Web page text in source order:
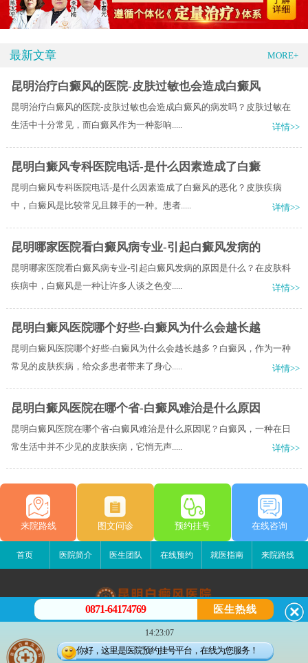
最新文章 MORE+
昆明治疗白癜风的医院-皮肤过敏也会造成白癜风
昆明治疗白癜风的医院-皮肤过敏也会造成白癜风的病发吗？皮肤过敏在
生活中十分常见，而白癜风作为一种影响.....
详情>>
昆明白癜风专科医院电话-是什么因素造成了白癜
昆明白癜风专科医院电话-是什么因素造成了白癜风的恶化？皮肤疾病
中，白癜风是比较常见且棘手的一种。患者.....
详情>>
昆明哪家医院看白癜风病专业-引起白癜风发病的
昆明哪家医院看白癜风病专业-引起白癜风发病的原因是什么？在皮肤科
疾病中，白癜风是一种让许多人谈之色变.....
详情>>
昆明白癜风医院哪个好些-白癜风为什么会越长越
昆明白癜风医院哪个好些-白癜风为什么会越长越多？白癜风，作为一种
常见的皮肤疾病，给众多患者带来了身心.....
详情>>
昆明白癜风医院在哪个省-白癜风难治是什么原因
昆明白癜风医院在哪个省-白癜风难治是什么原因呢？白癜风，一种在日
常生活中并不少见的皮肤疾病，它悄无声.....
详情>>
来院路线 图文问诊 预约挂号 在线咨询
首页 医院简介 医生团队 在线预约 就医指南 来院路线
昆明白癜风医院
昆明市五华区护国路2号
版权所有：昆明白癜风医院
0871-64174769 医生热线
14:23:07
你好，这里是医院预约挂号平台，在线为您服务！